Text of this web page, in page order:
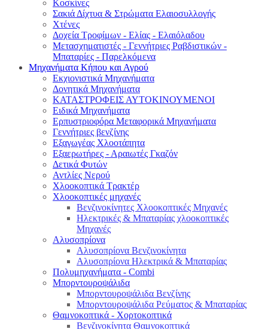
Κοσκίνες
Σακιά Δίχτυα & Στρώματα Ελαιοσυλλογής
Χτένες
Δοχεία Τροφίμων - Ελίας - Ελαιόλαδου
Μετασχηματιστές - Γεννήτριες Ραβδιστικών -
Μπαταρίες - Παρελκόμενα
Μηχανήματα Κήπου και Αγρού
Εκχιονιστικά Μηχανήματα
Δονητικά Μηχανήματα
ΚΑΤΑΣΤΡΟΦΕΙΣ ΑΥΤΟΚΙΝΟΥΜΕΝΟΙ
Ειδικά Μηχανήματα
Eρπυστριοφόρα Μεταφορικά Μηχανήματα
Γεννήτριες βενζίνης
Εξαγωγέας Χλοοτάπητα
Εξαερωτήρες - Αραιωτές Γκαζόν
Δετικά Φυτών
Αντλίες Νερού
Χλοοκοπτικά Τρακτέρ
Χλοοκοπτικές μηχανές
Βενζινοκίνητες Χλοοκοπτικές Μηχανές
Ηλεκτρικές & Μπαταρίας χλοοκοπτικές
Μηχανές
Αλυσοπρίονα
Αλυσοπρίονα Βενζινοκίνητα
Αλυσοπρίονα Ηλεκτρικά & Μπαταρίας
Πολυμηχανήματα - Combi
Μπορντουροψάλιδα
Μπορντουροψάλιδα Βενζίνης
Μπορντουροψάλιδα Ρεύματος & Μπαταρίας
Θαμνοκοπτικά - Χορτοκοπτικά
Βενζινοκίνητα Θαμνοκοπτικά